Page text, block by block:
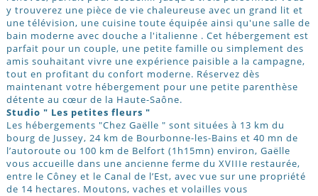
y trouverez une pièce de vie chaleureuse avec un grand lit et
une télévision, une cuisine toute équipée ainsi qu'une salle de
bain moderne avec douche a l'italienne . Cet hébergement est
parfait pour un couple, une petite famille ou simplement des
amis souhaitant vivre une expérience paisible a la campagne,
tout en profitant du confort moderne. Réservez dès
maintenant votre hébergement pour une petite parenthèse
détente au cœur de la Haute-Saône.
Studio " Les petites fleurs "
Les hébergements "Chez Gaëlle " sont situées à 13 km du
bourg de Jussey, 24 km de Bourbonne-les-Bains et 40 mn de
l’autoroute ou 100 km de Belfort (1h15mn) environ, Gaëlle
vous accueille dans une ancienne ferme du XVIIIe restaurée,
entre le Côney et le Canal de l’Est, avec vue sur une propriété
de 14 hectares. Moutons, vaches et volailles vous